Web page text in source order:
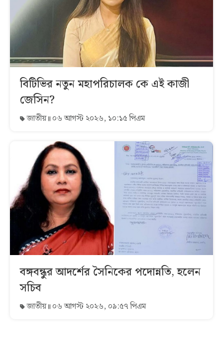
বিটিভির নতুন মহাপরিচালক কে এই কাজী
জেসিন?
জাতীয় ০৬ আগস্ট ২০২৬, ১০:১৫ পিএম
বঙ্গবন্ধুর আদর্শের সৈনিকের পদোন্নতি, হলেন
সচিব
জাতীয় ০৬ আগস্ট ২০২৬, ০৯:৫৭ পিএম